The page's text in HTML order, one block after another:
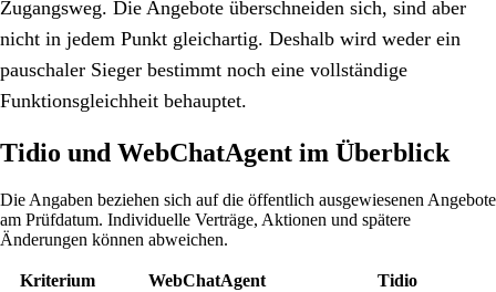
Zugangsweg. Die Angebote überschneiden sich, sind aber
nicht in jedem Punkt gleichartig. Deshalb wird weder ein
pauschaler Sieger bestimmt noch eine vollständige
Funktionsgleichheit behauptet.
Tidio und WebChatAgent im Überblick
Die Angaben beziehen sich auf die öffentlich ausgewiesenen Angebote
am Prüfdatum. Individuelle Verträge, Aktionen und spätere
Änderungen können abweichen.
Kriterium WebChatAgent Tidio